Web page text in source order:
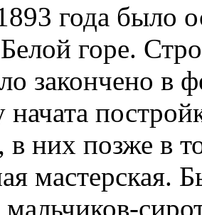
года было
горе.
закончено в
начата
в них позже в
мастерская.